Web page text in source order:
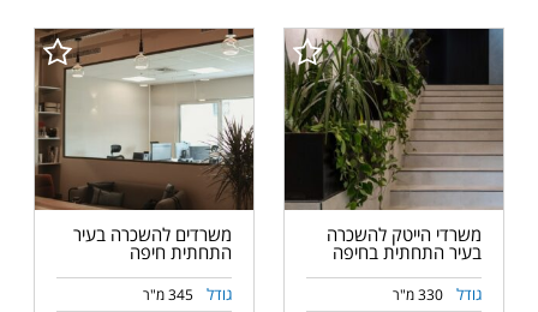
משרדי הייטק להשכרה
בעיר התחתית בחיפה
גודל 330 מ"ר
משרדים להשכרה בעיר
התחתית חיפה
גודל 345 מ"ר